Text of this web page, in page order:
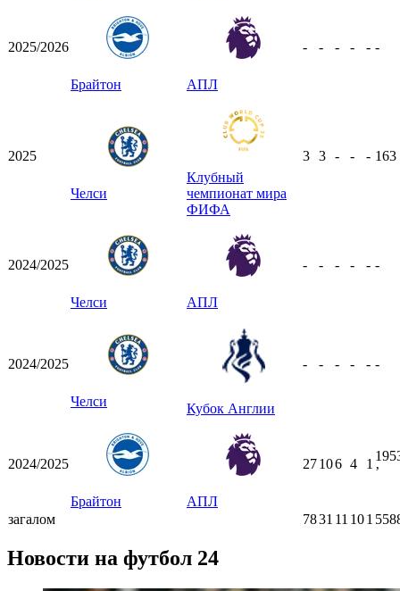
2025/2026
Брайтон АПЛ
- - - - - -
2025
Челси
Клубный
чемпионат мира
ФИФА
3 3 - - - 163
2024/2025
Челси АПЛ
- - - - - -
2024/2025
Челси Кубок Англии
- - - - - -
2024/2025
Брайтон АПЛ
27106 4 1
ʼ
загалом 7831 11 101
Новости на футбол 24